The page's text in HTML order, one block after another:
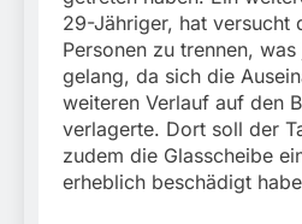
29-Jähriger, hat versucht
Personen zu trennen,
gelang, da sich die
weiteren Verlauf auf den
verlagerte. Dort soll der
zudem die Glasscheibe
erheblich beschädigt